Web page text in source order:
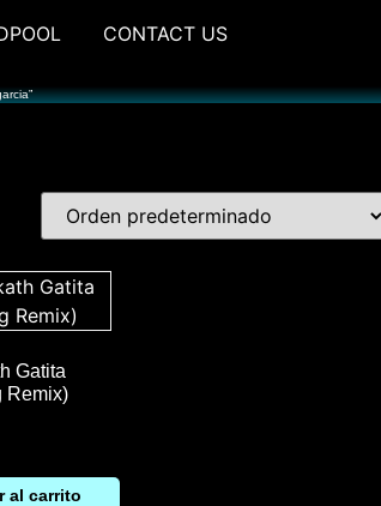
CONTACT US
Gatita
Remix)
al carrito